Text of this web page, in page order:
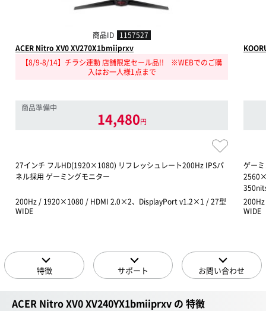
商品ID 1157527
ACER Nitro XV0 XV270X1bmiiprxv
【8/9-8/14】チラシ連動 店舗限定セール品!! ※WEBでのご購
入はお一人様1点まで
商品準備中
14,480円
27インチ フルHD(1920×1080) リフレッシュレート200Hz IPSパ
ネル採用 ゲーミングモニター
200Hz / 1920×1080 / HDMI 2.0×2、DisplayPort v1.2×1 / 27型
WIDE
ゲー
WIDE
特徴 サポート お問い合わせ
ACER Nitro XV0 XV240YX1bmiiprxv の 特徴